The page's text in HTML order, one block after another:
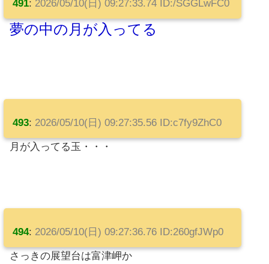
491: 2026/05/10(日) 09:27:33.74 ID:/SGGLwFC0
夢の中の月が入ってる
493: 2026/05/10(日) 09:27:35.56 ID:c7fy9ZhC0
月が入ってる玉・・・
494: 2026/05/10(日) 09:27:36.76 ID:260gfJWp0
さっきの展望台は富津岬か